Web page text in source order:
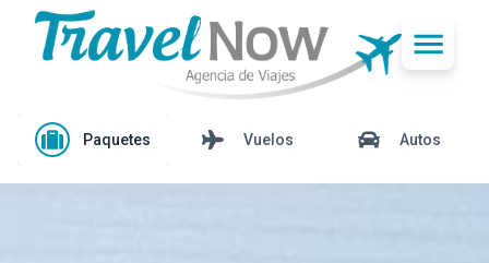
Paquetes Vuelos Autos